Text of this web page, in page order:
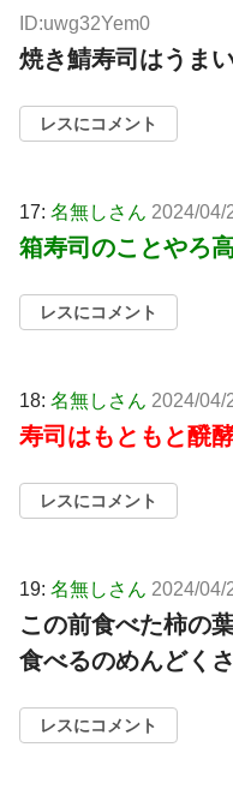
ID:uwg32Yem0
焼き鯖寿司はうま
レスにコメント
17: 名無しさん 2024/04/
箱寿司のことやろ
レスにコメント
18: 名無しさん 2024/04/
寿司はもともと醗
レスにコメント
19: 名無しさん 2024/04/
この前食べた柿の
食べるのめんどく
レスにコメント